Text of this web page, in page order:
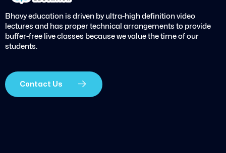
Bhavy education is driven by ultra-high definition video
lectures and has proper technical arrangements to provide
buffer-free live classes because we value the time of our
students.
Contact Us